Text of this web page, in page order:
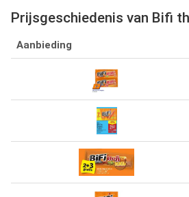
Prijsgeschiedenis van Bifi
Aanbieding